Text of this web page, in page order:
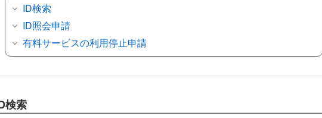
ID検索
ID照会申請
有料サービスの利用停止申請
検索